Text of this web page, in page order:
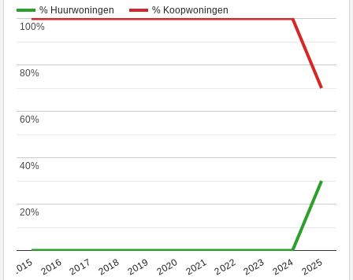
% Huurwoningen % Koopwoningen
2015 2016 2017 2018 2019 2020 2021 2022 2023 2024 2025
20%
20%
40%
40%
60%
60%
80%
80%
100%
100%